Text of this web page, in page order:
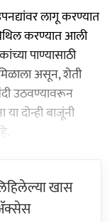
लागू करण्यात
करण्यात आली
पाण्यासाठी
असून, शेती
उठवण्यावरून
दोन्ही बाजूंनी
खास